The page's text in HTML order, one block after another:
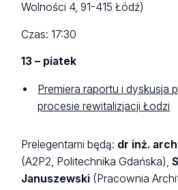
Wolności 4, 91-415 Łódź)
Czas: 17:30
13 – piatek
Premiera raportu i dyskusja
procesie rewitalizjacji Łodzi
Prelegentami będą: dr inż.
(A2P2, Politechnika Gdańska),
Januszewski (Pracownia